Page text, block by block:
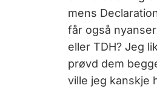
mens
får også
eller TDH? Jeg
prøvd dem
ville jeg kanskje